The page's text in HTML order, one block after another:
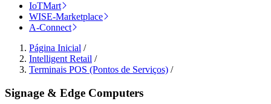
IoTMart
WISE-Marketplace
A-Connect
Página Inicial /
Intelligent Retail /
Terminais POS (Pontos de Serviços) /
Signage & Edge Computers